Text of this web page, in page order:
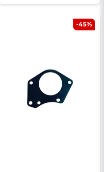
-45%